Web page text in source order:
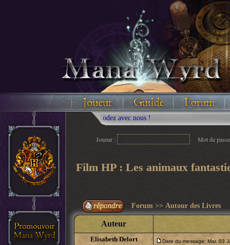
Joueur : Mot de
Film HP : Les animaux
Forum >> Autour des Livres
Auteur
Elisabeth Delort Date du message: Mar. 03